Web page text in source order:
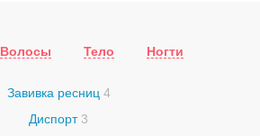
Волосы Тело Ногти
Завивка ресниц 4
Диспорт 3